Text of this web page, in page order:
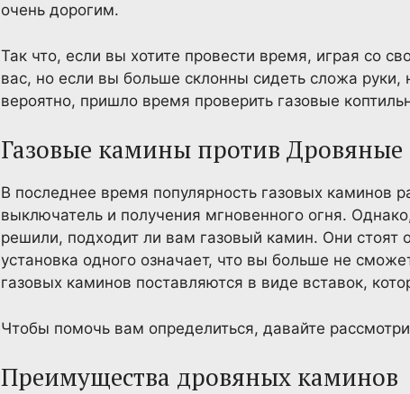
очень дорогим.
Так что, если вы хотите провести время, играя со
вас, но если вы больше склонны сидеть сложа
вероятно, пришло время проверить газовые
Газовые камины против
В последнее время популярность газовых каминов
выключатель и получения мгновенного огня.
решили, подходит ли вам газовый камин. Они
установка одного означает, что вы больше не
газовых каминов поставляются в виде вставок,
Чтобы помочь вам определиться, давайте
Преимущества дровяных каминов